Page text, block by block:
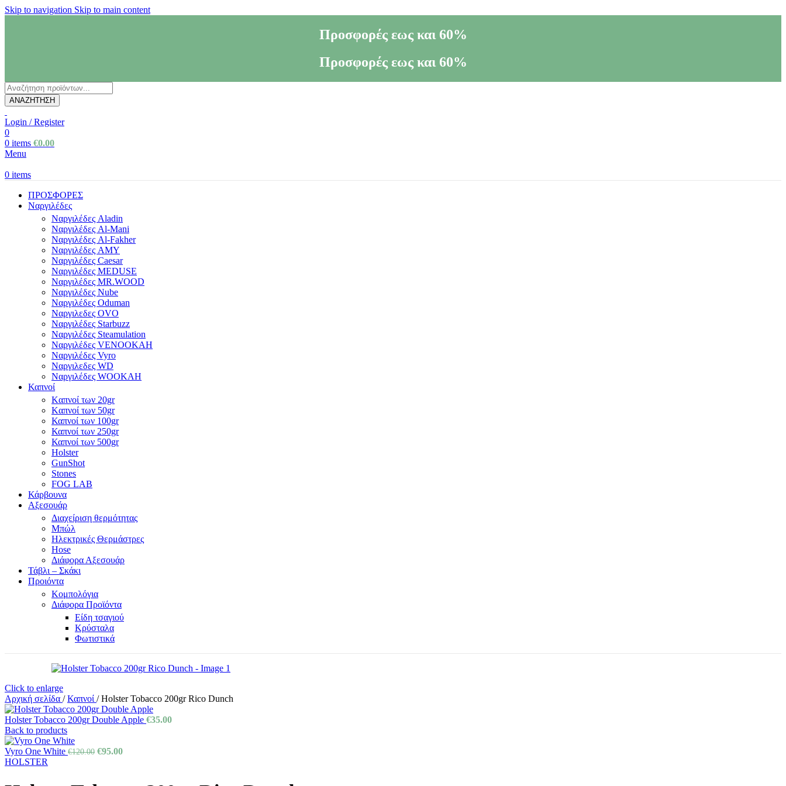
Skip to navigation Skip to main content
Προσφορές εως και 60%
Προσφορές εως και 60%
Products
search
ΑΝΑΖΗΤΗΣΗ
Login / Register
0
0 items €0.00
Menu
0 items
ΠΡΟΣΦΟΡΕΣ
Ναργιλέδες
Ναργιλέδες Aladin
Ναργιλέδες Al-Mani
Ναργιλέδες Al-Fakher
Ναργιλέδες AΜΥ
Ναργιλέδες Caesar
Ναργιλέδες MEDUSE
Ναργιλέδες MR.WOOD
Ναργιλέδες Nube
Ναργιλέδες Oduman
Ναργιλεδες OVO
Ναργιλέδες Starbuzz
Ναργιλέδες Steamulation
Ναργιλέδες VENOOKAH
Ναργιλέδες Vyro
Ναργιλεδες WD
Ναργιλέδες WOOKAH
Καπνοί
Kαπνοί των 20gr
Kαπνοί των 50gr
Καπνοί των 100gr
Καπνοί των 250gr
Καπνοί των 500gr
Holster
GunShot
Stones
FOG LAB
Κάρβουνα
Αξεσουάρ
Διαχείριση θερμότητας
Μπώλ
Ηλεκτρικές Θερμάστρες
Hose
Διάφορα Αξεσουάρ
Τάβλι – Σκάκι
Προιόντα
Κομπολόγια
Διάφορα Προϊόντα
Είδη τσαγιού
Κρύσταλα
Φωτιστικά
Click to enlarge
Αρχική σελίδα / Καπνοί / Holster Tobacco 200gr Rico Dunch
Holster Tobacco 200gr Double Apple €35.00
Back to products
Vyro One White €120.00 Original
€95.00Η
HOLSTER